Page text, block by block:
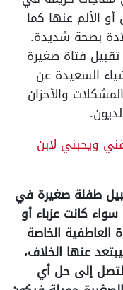
أو الألم عنها كما
بصحة شديدة.
فتاة صغيرة
السعيدة عن
والأحزان
ويحبني لابن
طفلة صغيرة في
كانت عزباء أو
العاطفية الخاصة
عنها الخلاف،
إلى حل أي